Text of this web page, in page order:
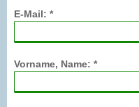
E-Mail: *
Vorname, Name: *